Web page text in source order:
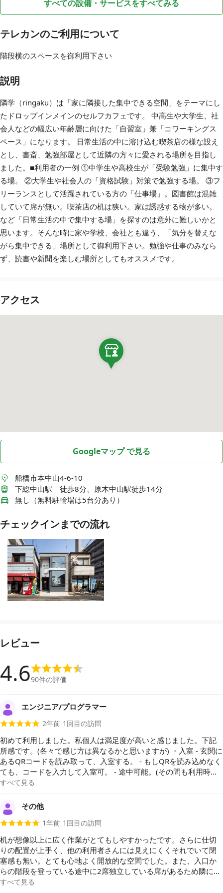
すべての設備・サービスをすべてみる
テレカンのご利用について
階段横のスペースを御利用下さい
説明
隣学（ringaku）は「家に隣接した集中できる空間」をテーマにし
たドロップインメインのセルフカフェです。 中高生や大学生、社
会人などの幅広い年齢層に向けた「自習室」兼「コワーキングス
ペース」になります。 日常生活の中に溶け込む喫茶店の様な設え
とし、書斎、勉強部屋として近隣の方々に愛される場所を目指し
ました。​ ■利用者の一例 ①中学生や高校生が「受験勉強」に集中す
る場。 ②大学生や社会人の「資格試験」対策で勉強する場。 ③フ
リーランスとして活躍されている方の「仕事場」。 ​図書館は混雑
していて席が無い。喫茶店の机は狭い。家は誘惑する物が多い。
など​「日常生活の中で集中する場」を探すのは意外に難しいかと
思います。そんな時に家や学校、会社とも違う、「気分を替えな
がら集中できる」場所として御利用下さい。勉強や仕事のみなら
ず、読書や新聞を楽しむ場所としてもオススメです。​​​​
アクセス
Googleマップ で見る
船橋市本中山4-6-10
下総中山駅 徒歩8分、原木中山駅徒歩14分
無し（無料駐輪場は5台分あり）
チェックインまでの流れ
レビュー
4.690件の評価
エンジニア/プログラマー
2年前 1 回目の訪問
初めて利用しました。私個人は満足度が高いと感じました。下記
所感です。(各々で感じ方は異なるかと思いますが) ・入室 - 玄関に
あるQRコードを読み取って、入室する。 - もしQRを読み込めなく
ても、コードを入力して入室可。 - 途中可能。(その間も利用時間
として計算される) ・清潔さ 出来たばかりもあり、清潔感がある。
ているイメージだったが、10席横並び+階段の並びに2席で12席。
- 階段の2席に座る場合、日差しを直接浴びやすいかもなので、体
温調節できるものを用意して利用するならありかなと。 - デスクは
広く使える。(モニター付いてないデスクで、パソコン2台置いて
も、広く使える) - デスクに物を落とすとイヤホンしていても響く
ので、もし周りに音を響かせなくない時は、クッションっぽいも
のを置いてあってもいいかも。 ・通信環境 - 当日入室していた方
が、5人ほどいた。そのうち何人Wi-Fiを利用していたかは不明だ
が、通信速度は比較的速いと感じた。 ・飲み物 - スティックタイ
すべて見る
その他
1年前 1 回目の訪問
机が想像以上に広く作業がとてもしやすかったです。さらに仕切
りの配置が上手く、他の利用者さんには見えにくくそれでいて閉
塞感も無い。とても心地よく開放的な空間でした。また、入口か
らの階段を登っている途中に2席独立している席があるため隣に人
が居るのが苦手な方はそちらを利用するのをお勧めいたします。
すべて見る